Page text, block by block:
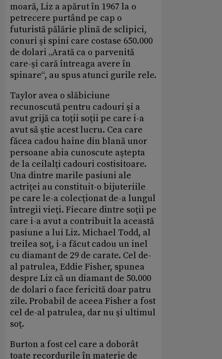
moară, Liz a apărut în 1967 la o
petrecere purtând pe cap o
futuristă pălărie plină de sclipici,
conuri şi spini care costase 650.000
de dolari „Arată ca o parvenită
care-şi cară întreaga avere în
spinare“, au spus atunci gurile rele.
Taylor avea o slăbiciune
recunoscută pentru cadouri şi a
avut grijă ca ­toţii soţii pe care i-a
avut să ştie acest lucru. Cea care
făcea cadou haine din blană unor
persoane abia cunoscute aştepta
de la ceilalţi cadouri costisitoare.
Una dintre marile pasiuni ale
actriţei au constituit-o bijuteriile
pe care le-a colecţionat de-a lungul
întregii vieţi. Fiecare dintre soţii pe
care i-a avut a contribuit la această
pasiune a lui Liz. Michael Todd, al
treilea soţ, i-a făcut cadou un inel
cu diamant de 29 de carate. Cel de-
al patrulea, Eddie Fisher, spunea
despre Liz că un diamant de 50.000
de dolari o face fericită doar patru
zile. Probabil de aceea Fisher a fost
cel de-al patrulea, dar nu şi ultimul
soţ.
Burton a fost cel care a doborât
toate recordurile în materie de